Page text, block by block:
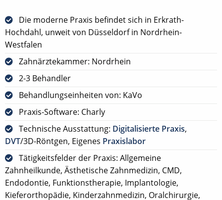
Die moderne Praxis befindet sich in Erkrath-
Hochdahl, unweit von Düsseldorf in Nordrhein-
Westfalen
Zahnärztekammer: Nordrhein
2-3 Behandler
Behandlungseinheiten von: KaVo
Praxis-Software: Charly
Technische Ausstattung: Digitalisierte Praxis,
DVT/3D-Röntgen, Eigenes Praxislabor
Tätigkeitsfelder der Praxis: Allgemeine
Zahnheilkunde, Ästhetische Zahnmedizin, CMD,
Endodontie, Funktionstherapie, Implantologie,
Kieferorthopädie, Kinderzahnmedizin, Oralchirurgie,